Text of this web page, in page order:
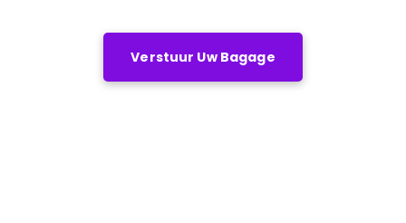
Verstuur Uw Bagage